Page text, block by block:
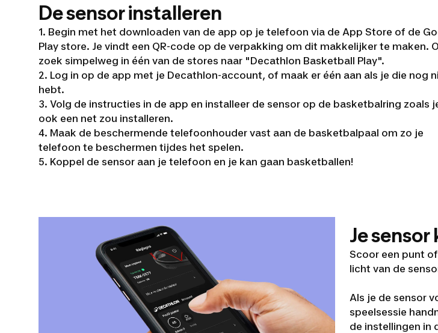
De sensor installeren
1. Begin met het downloaden van de app op je telefoon via de App Store of de
Play store. Je vindt een QR-code op de verpakking om dit makkelijker te maken.
zoek simpelweg in één van de stores naar "Decathlon Basketball Play".
2. Log in op de app met je Decathlon-account, of maak er één aan als je die nog
hebt.
3. Volg de instructies in de app en installeer de sensor op de basketbalring zoals
ook een net zou installeren.
4. Maak de beschermende telefoonhouder vast aan de basketbalpaal om zo je
telefoon te beschermen tijdes het spelen.
5. Koppel de sensor aan je telefoon en je kan gaan basketballen!
Je
Scoor een punt
licht van de
Als je de sensor
speelsessie
de instellingen in